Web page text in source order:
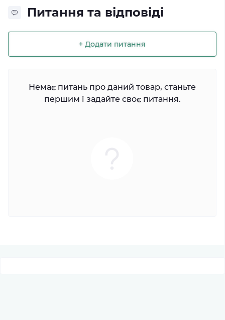
Питання та відповіді
+ Додати питання
Немає питань про даний товар, станьте
першим і задайте своє питання.